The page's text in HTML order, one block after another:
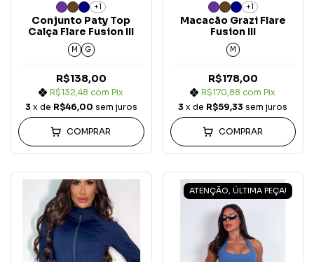
+1
Conjunto Paty Top
Calça Flare Fusion III
M G
R$138,00
R$132,48com Pix
3 x de R$46,00 sem juros
COMPRAR
+1
Macacão Grazi Flare
Fusion III
M
R$178,00
R$170,88com Pix
3 x de R$59,33 sem juros
COMPRAR
ATENÇÃO, ÚLTIMA PEÇA!